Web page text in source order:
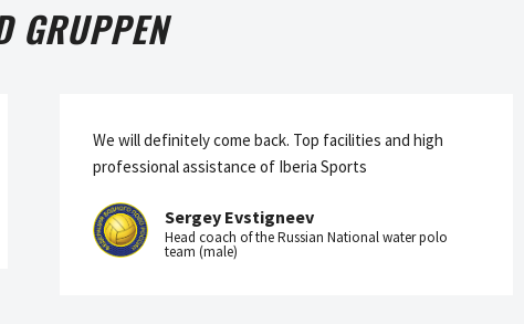
GRUPPEN
We will definitely come back. Top facilities and high
professional assistance of Iberia Sports
Sergey Evstigneev
Head coach of the Russian National water polo
team (male)